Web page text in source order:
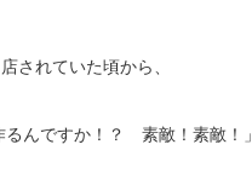
されていた頃から、
るんですか！？ 素敵！素敵！」